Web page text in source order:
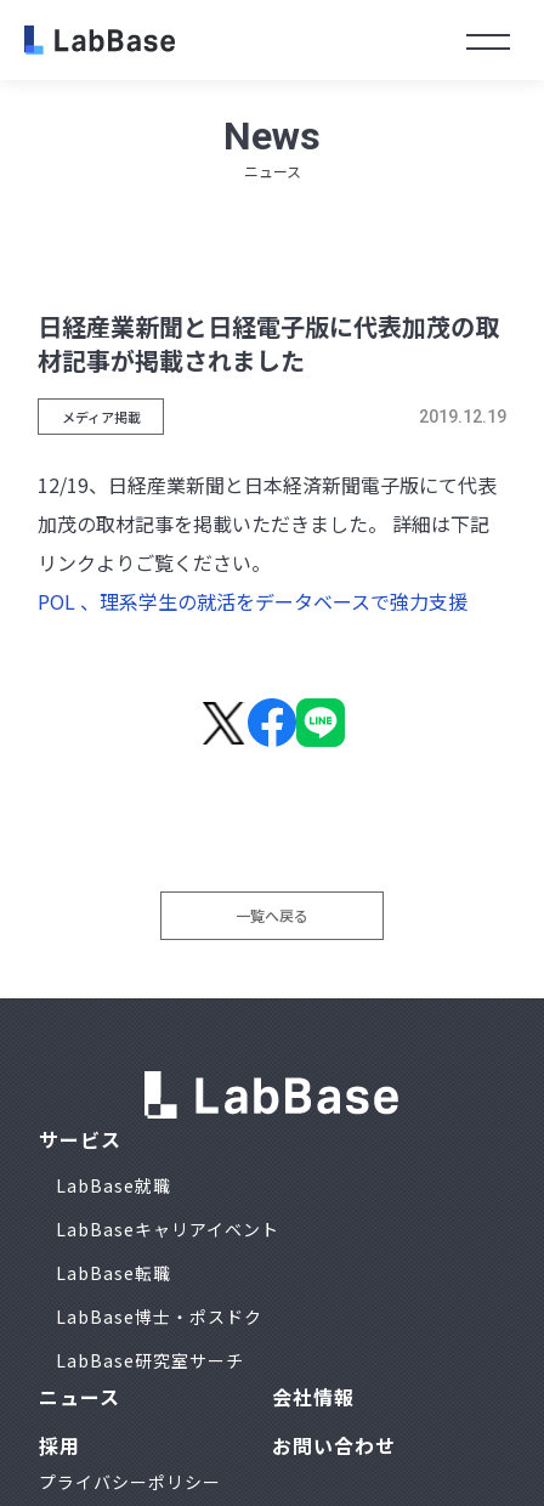
News
ニュース
メディア掲載 2019.12.19
日経産業新聞と日経電子版に代表加茂の取
材記事が掲載されました
12/19、日経産業新聞と日本経済新聞電子版にて代表
加茂の取材記事を掲載いただきました。 詳細は下記
リンクよりご覧ください。
POL 、理系学生の就活をデータベースで強力支援
一覧へ戻る
サービス
LabBase就職
LabBaseキャリアイベント
LabBase転職
LabBase博士・ポスドク
LabBase研究室サーチ
ニュース
採用
会社情報
お問い合わせ
プライバシーポリシー